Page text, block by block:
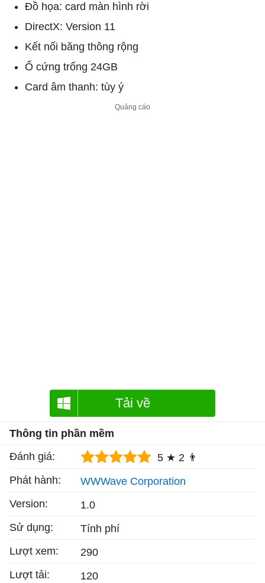
Đồ họa: card màn hình rời
DirectX: Version 11
Kết nối băng thông rộng
Ổ cứng trống 24GB
Card âm thanh: tùy ý
Tải về
Thông tin phần mềm
Đánh giá:
5 ★ 2 👨
Phát hành:
WWWave Corporation
Version:
1.0
Sử dụng:
Tính phí
Lượt xem:
290
Lượt tải:
120